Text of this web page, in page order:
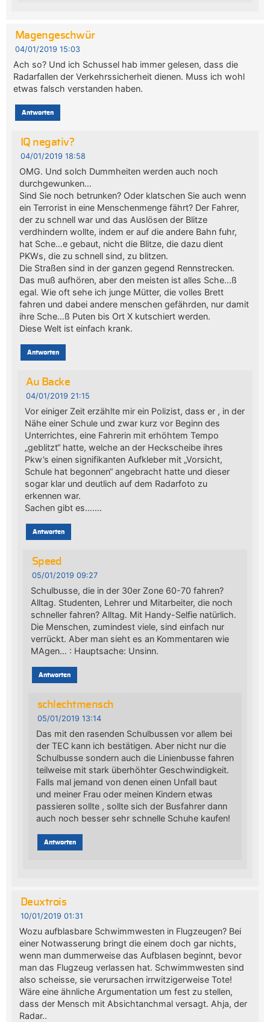
Magengeschwür
04/01/2019 15:03
Ach so? Und ich Schussel hab immer gelesen, dass die
Radarfallen der Verkehrssicherheit dienen. Muss ich wohl
etwas falsch verstanden haben.
Antworten
IQ negativ?
04/01/2019 18:58
OMG. Und solch Dummheiten werden auch noch
durchgewunken…
Sind Sie noch betrunken? Oder klatschen Sie auch wenn
ein Terrorist in eine Menschenmenge fährt? Der Fahrer,
der zu schnell war und das Auslösen der Blitze
verdhindern wollte, indem er auf die andere Bahn fuhr,
hat Sche…e gebaut, nicht die Blitze, die dazu dient
PKWs, die zu schnell sind, zu blitzen.
Die Straßen sind in der ganzen gegend Rennstrecken.
Das muß aufhören, aber den meisten ist alles Sche…ß
egal. Wie oft sehe ich junge Mütter, die volles Brett
fahren und dabei andere menschen gefährden, nur damit
ihre Sche…ß Puten bis Ort X kutschiert werden.
Diese Welt ist einfach krank.
Antworten
Au Backe
04/01/2019 21:15
Vor einiger Zeit erzählte mir ein Polizist, dass er , in der
Nähe einer Schule und zwar kurz vor Beginn des
Unterrichtes, eine Fahrerin mit erhöhtem Tempo
„geblitzt“ hatte, welche an der Heckscheibe ihres
Pkw’s einen signifikanten Aufkleber mit „Vorsicht,
Schule hat begonnen“ angebracht hatte und dieser
sogar klar und deutlich auf dem Radarfoto zu
erkennen war.
Sachen gibt es…….
Antworten
Speed
05/01/2019 09:27
Schulbusse, die in der 30er Zone 60-70 fahren?
Alltag. Studenten, Lehrer und Mitarbeiter, die noch
schneller fahren? Alltag. Mit Handy-Selfie natürlich.
Die Menschen, zumindest viele, sind einfach nur
verrückt. Aber man sieht es an Kommentaren wie
MAgen… : Hauptsache: Unsinn.
Antworten
schlechtmensch
05/01/2019 13:14
Das mit den rasenden Schulbussen vor allem bei
der TEC kann ich bestätigen. Aber nicht nur die
Schulbusse sondern auch die Linienbusse fahren
teilweise mit stark überhöhter Geschwindigkeit.
Falls mal jemand von denen einen Unfall baut
und meiner Frau oder meinen Kindern etwas
passieren sollte , sollte sich der Busfahrer dann
auch noch besser sehr schnelle Schuhe kaufen!
Antworten
Deuxtrois
10/01/2019 01:31
Wozu aufblasbare Schwimmwesten in Flugzeugen? Bei
einer Notwasserung bringt die einem doch gar nichts,
wenn man dummerweise das Aufblasen beginnt, bevor
man das Flugzeug verlassen hat. Schwimmwesten sind
also scheisse, sie verursachen irrwitzigerweise Tote!
Wäre eine ähnliche Argumentation um fest zu stellen,
dass der Mensch mit Absichtanchmal versagt. Ahja, der
Radar..